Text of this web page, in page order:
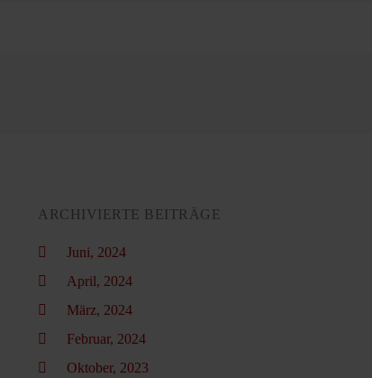
ARCHIVIERTE BEITRÄGE
Juni, 2024
April, 2024
März, 2024
Februar, 2024
Oktober, 2023